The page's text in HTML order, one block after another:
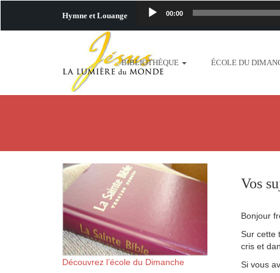
Hymne et Louange 00:00
plus-pres-de-toi.mp3 http://
content/uploads/2018/06/La-
http://www.lafoiapostolique.org/wp-
http://www.lafoiapostolique.org/wp-
BIBLIOTHÈQUE ÉCOLE DU
Découvrez l’école du Dimanche
Vos
Bonjour
Sur cette
cris et
Si vous